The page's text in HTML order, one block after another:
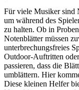
Für viele Musiker sind
um während des
zu halten. Ob in
Notenblätter müssen
unterbrechungsfreies
Outdoor-Auftritten
passieren, dass die
umblättern. Hier
Diese kleinen Helfer